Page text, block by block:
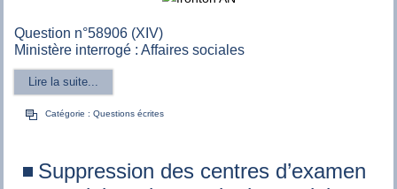
Question n°58906 (XIV)
Ministère interrogé : Affaires sociales
Lire la suite...
Catégorie :Questions écrites
Suppression des centres d’examen